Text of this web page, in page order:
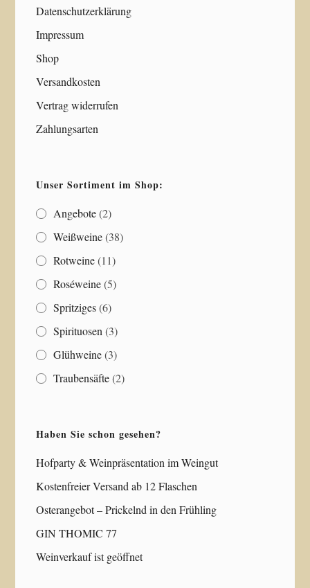
Datenschutzerklärung
Impressum
Shop
Versandkosten
Vertrag widerrufen
Zahlungsarten
Unser Sortiment im Shop:
Angebote (2)
Weißweine (38)
Rotweine (11)
Roséweine (5)
Spritziges (6)
Spirituosen (3)
Glühweine (3)
Traubensäfte (2)
Haben Sie schon gesehen?
Hofparty & Weinpräsentation im Weingut
Kostenfreier Versand ab 12 Flaschen
Osterangebot – Prickelnd in den Frühling
GIN THOMIC 77
Weinverkauf ist geöffnet